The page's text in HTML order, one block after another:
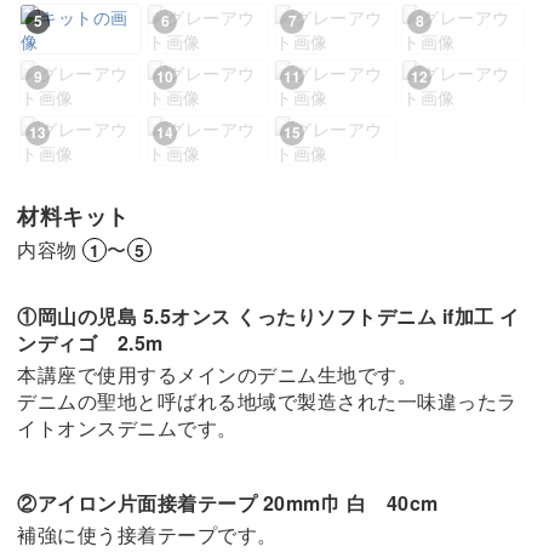
5 6 7 8
9 10 11 12
13 14 15
材料キット
内容物 1 〜 5
①岡山の児島 5.5オンス くったりソフトデニム if加工 イ
ンディゴ 2.5m
本講座で使用するメインのデニム生地です。
デニムの聖地と呼ばれる地域で製造された一味違ったラ
イトオンスデニムです。
②アイロン片面接着テープ 20mm巾 白 40cm
補強に使う接着テープです。